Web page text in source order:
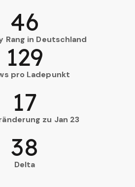
Rang in Deutschland
46
pro Ladepunkt
129
zu Jan 23
17
Delta
38